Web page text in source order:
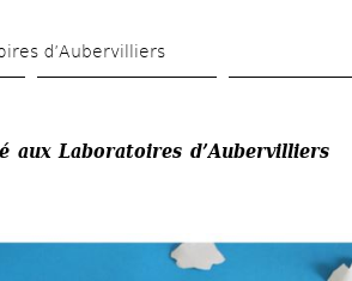
d’Aubervilliers
aux Laboratoires d’Aubervilliers